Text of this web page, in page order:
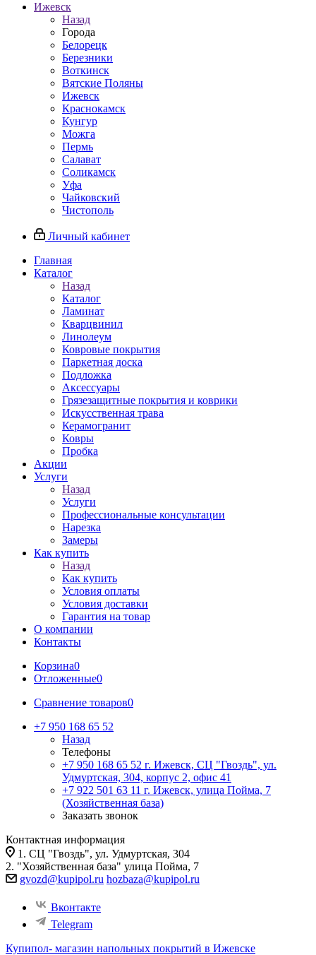
Ижевск
Назад
Города
Белорецк
Березники
Воткинск
Вятские Поляны
Ижевск
Краснокамск
Кунгур
Можга
Пермь
Салават
Соликамск
Уфа
Чайковский
Чистополь
Личный кабинет
Главная
Каталог
Назад
Каталог
Ламинат
Кварцвинил
Линолеум
Ковровые покрытия
Паркетная доска
Подложка
Аксессуары
Грязезащитные покрытия и коврики
Искусственная трава
Керамогранит
Ковры
Пробка
Акции
Услуги
Назад
Услуги
Профессиональные консультации
Нарезка
Замеры
Как купить
Назад
Как купить
Условия оплаты
Условия доставки
Гарантия на товар
О компании
Контакты
Корзина0
Отложенные0
Сравнение товаров0
+7 950 168 65 52
Назад
Телефоны
+7 950 168 65 52 г. Ижевск, СЦ "Гвоздь", ул.
Удмуртская, 304, корпус 2, офис 41
+7 922 501 63 11 г. Ижевск, улица Пойма, 7
(Хозяйственная база)
Заказать звонок
Контактная информация
1. СЦ "Гвоздь", ул. Удмуртская, 304
2. "Хозяйственная база" улица Пойма, 7
gvozd@kupipol.ru hozbaza@kupipol.ru
Вконтакте
Telegram
Купипол- магазин напольных покрытий в Ижевске